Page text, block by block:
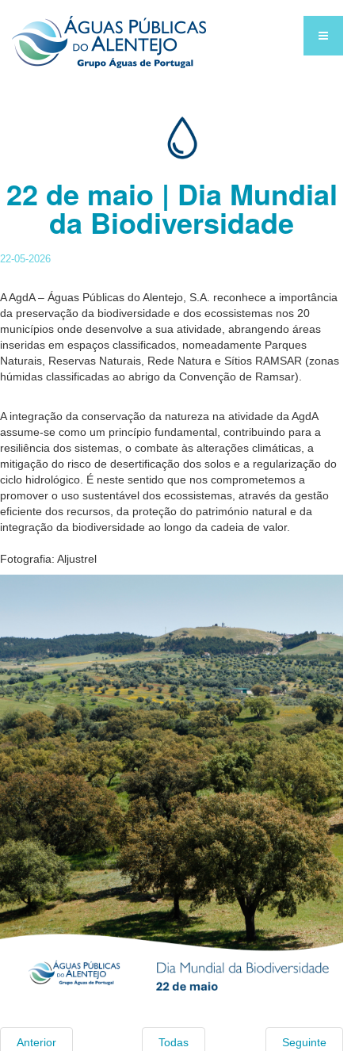
22 de maio | Dia Mundial
da Biodiversidade
22-05-2026
A AgdA – Águas Públicas do Alentejo, S.A. reconhece a importância
da preservação da biodiversidade e dos ecossistemas nos 20
municípios onde desenvolve a sua atividade, abrangendo áreas
inseridas em espaços classificados, nomeadamente Parques
Naturais, Reservas Naturais, Rede Natura e Sítios RAMSAR (zonas
húmidas classificadas ao abrigo da Convenção de Ramsar).
A integração da conservação da natureza na atividade da AgdA
assume-se como um princípio fundamental, contribuindo para a
resiliência dos sistemas, o combate às alterações climáticas, a
mitigação do risco de desertificação dos solos e a regularização do
ciclo hidrológico. É neste sentido que nos comprometemos a
promover o uso sustentável dos ecossistemas, através da gestão
eficiente dos recursos, da proteção do património natural e da
integração da biodiversidade ao longo da cadeia de valor.
Fotografia: Aljustrel
Anterior Seguinte
Todas